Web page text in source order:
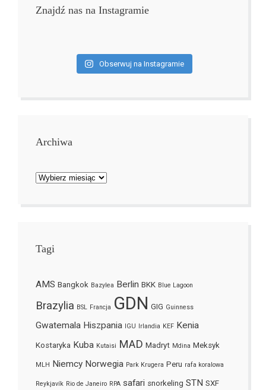
Znajdź nas na Instagramie
Obserwuj na Instagramie
Archiwa
Archiwa
Tagi
AMS Bangkok Bazylea Berlin BKK Blue Lagoon
Brazylia BSL Francja GDN GIG Guinness
Gwatemala Hiszpania IGU Irlandia KEF Kenia
Kostaryka Kuba Kutaisi MAD Madryt Mdina Meksyk
MLH Niemcy Norwegia Park Krugera Peru rafa koralowa
Reykjavík Rio de Janeiro RPA safari snorkeling STN SXF